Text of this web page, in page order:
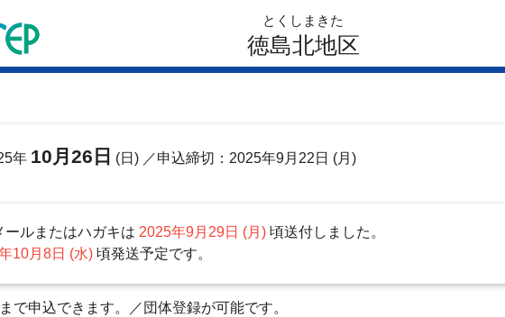
とくしまきた
徳島北地区
年 10月26日 (日) ／申込締切：2025年9月22日 (月)
ールまたはハガキは 2025年9月29日 (月)頃送付しました。
10月8日 (水)頃発送予定です。
で申込できます。／団体登録が可能です。